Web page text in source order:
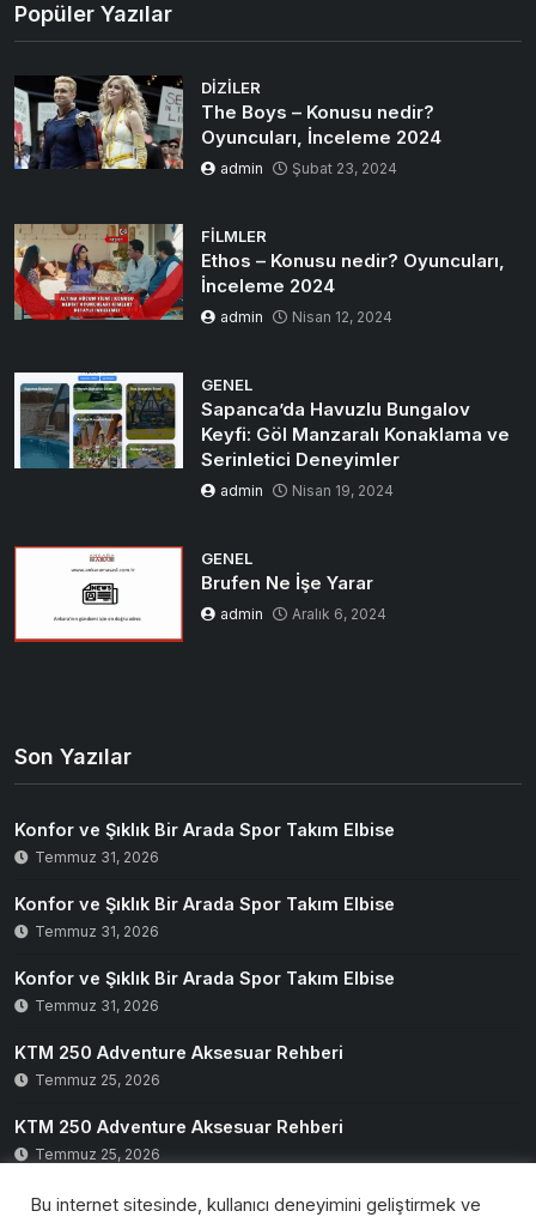
Popüler Yazılar
DIZILER
The Boys – Konusu nedir?
Oyuncuları, İnceleme 2024
admin Şubat 23, 2024
FILMLER
Ethos – Konusu nedir? Oyuncuları,
İnceleme 2024
admin Nisan 12, 2024
GENEL
Sapanca’da Havuzlu Bungalov
Keyfi: Göl Manzaralı Konaklama ve
Serinletici Deneyimler
admin Nisan 19, 2024
GENEL
Brufen Ne İşe Yarar
admin Aralık 6, 2024
Son Yazılar
Konfor ve Şıklık Bir Arada Spor Takım Elbise
Temmuz 31, 2026
Konfor ve Şıklık Bir Arada Spor Takım Elbise
Temmuz 31, 2026
Konfor ve Şıklık Bir Arada Spor Takım Elbise
Temmuz 31, 2026
KTM 250 Adventure Aksesuar Rehberi
Temmuz 25, 2026
KTM 250 Adventure Aksesuar Rehberi
Temmuz 25, 2026
Bu internet sitesinde, kullanıcı deneyimini geliştirmek ve